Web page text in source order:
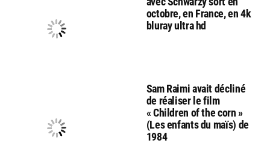
octobre, en France, en 4k
bluray ultra hd
Sam Raimi avait décliné
de réaliser le film
« Children of the corn »
(Les enfants du maïs) de
1984